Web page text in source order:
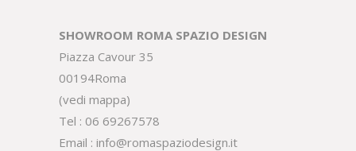
SHOWROOM ROMA SPAZIO DESIGN
Piazza Cavour 35
00194Roma
(vedi mappa)
Tel : 06 69267578
Email : info@romaspaziodesign.it